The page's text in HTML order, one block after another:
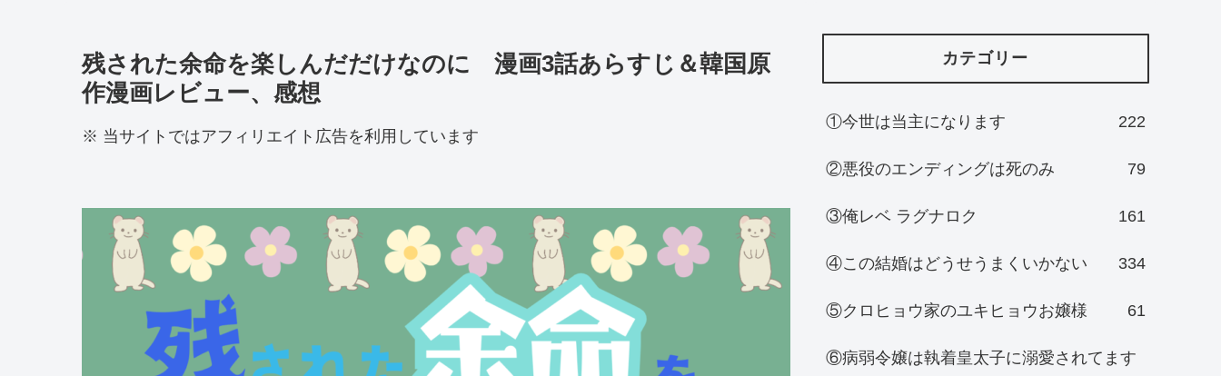
残された余命を楽しんだだけなのに 漫画3話あらすじ＆韓国原
作漫画レビュー、感想
※ 当サイトではアフィリエイト広告を利用しています
カテゴリー
①今世は当主になります 222
②悪役のエンディングは死のみ 79
③俺レベ ラグナロク 161
④この結婚はどうせうまくいかない 334
⑤クロヒョウ家のユキヒョウお嬢様 61
⑥病弱令嬢は執着皇太子に溺愛されてます